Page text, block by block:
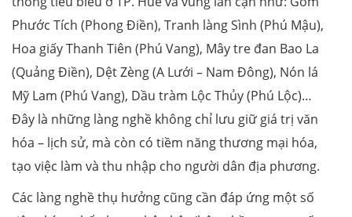
Phước Tích (Phong Điền), Tranh làng Sình (Phú Mậu),
Hoa giấy Thanh Tiên (Phú Vang), Mây tre đan Bao La
(Quảng Điền), Dệt Zèng (A Lưới – Nam Đông), Nón lá
Mỹ Lam (Phú Vang), Dầu tràm Lộc Thủy (Phú Lộc)…
Đây là những làng nghề không chỉ lưu giữ giá trị văn
hóa – lịch sử, mà còn có tiềm năng thương mại hóa,
tạo việc làm và thu nhập cho người dân địa phương.
Các làng nghề thụ hưởng cũng cần đáp ứng một số